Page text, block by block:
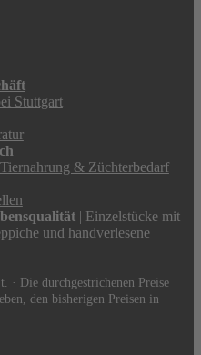
Stuttgart
& Züchterbedarf
| Einzelstücke mit
und handverlesene
· Die durchgestrichenen Preise
den bisherigen Preisen in